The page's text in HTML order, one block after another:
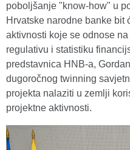
poboljšanje "know-how" u
Hrvatske narodne banke bit
aktivnosti koje se odnose
regulativu i statistiku
predstavnica HNB-a,
dugoročnog twinning
projekta nalaziti u zemlji
projektne aktivnosti.